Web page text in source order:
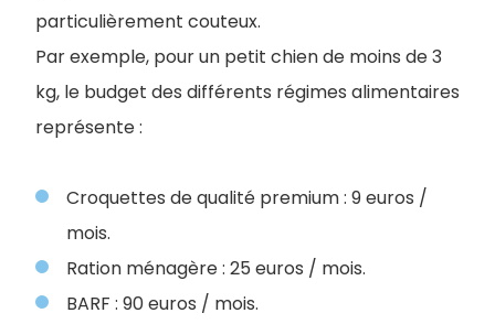
particulièrement couteux.
Par exemple, pour un petit chien de moins de 3
kg, le budget des différents régimes alimentaires
représente :
Croquettes de qualité premium : 9 euros /
mois.
Ration ménagère : 25 euros / mois.
BARF : 90 euros / mois.